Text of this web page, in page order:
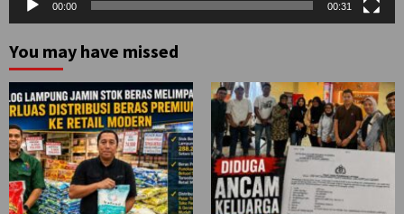
00:00 00:31
You may have missed